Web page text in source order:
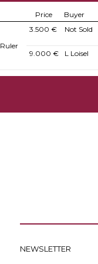
Price Buyer
3.500 € Not Sold
9.000 € L Loisel
NEWSLETTER